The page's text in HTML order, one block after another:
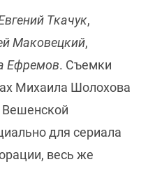
Ткачук,
Маковецкий,
Ефремов. Съемки
Михаила Шолохова
Вешенской
для сериала
весь же